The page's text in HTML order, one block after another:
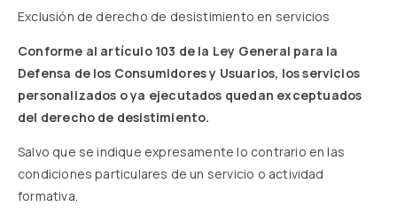
Exclusión de derecho de desistimiento en servicios
Conforme al artículo 103 de la Ley General para la
Defensa de los Consumidores y Usuarios, los servicios
personalizados o ya ejecutados quedan exceptuados
del derecho de desistimiento.
Salvo que se indique expresamente lo contrario en las
condiciones particulares de un servicio o actividad
formativa.